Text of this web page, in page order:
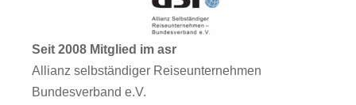
Seit 2008 Mitglied im asr
Allianz selbständiger Reiseunternehmen
Bundesverband e.V.